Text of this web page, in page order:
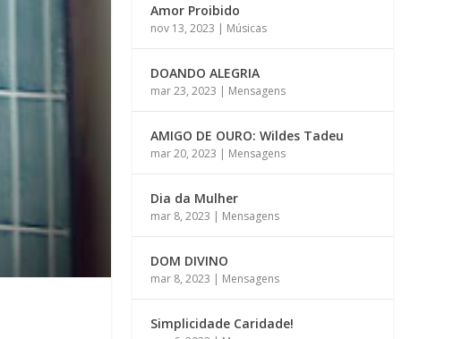
Amor Proibido
nov 13, 2023 | Músicas
DOANDO ALEGRIA
mar 23, 2023 | Mensagens
AMIGO DE OURO: Wildes Tadeu
mar 20, 2023 | Mensagens
Dia da Mulher
mar 8, 2023 | Mensagens
DOM DIVINO
mar 8, 2023 | Mensagens
Simplicidade Caridade!